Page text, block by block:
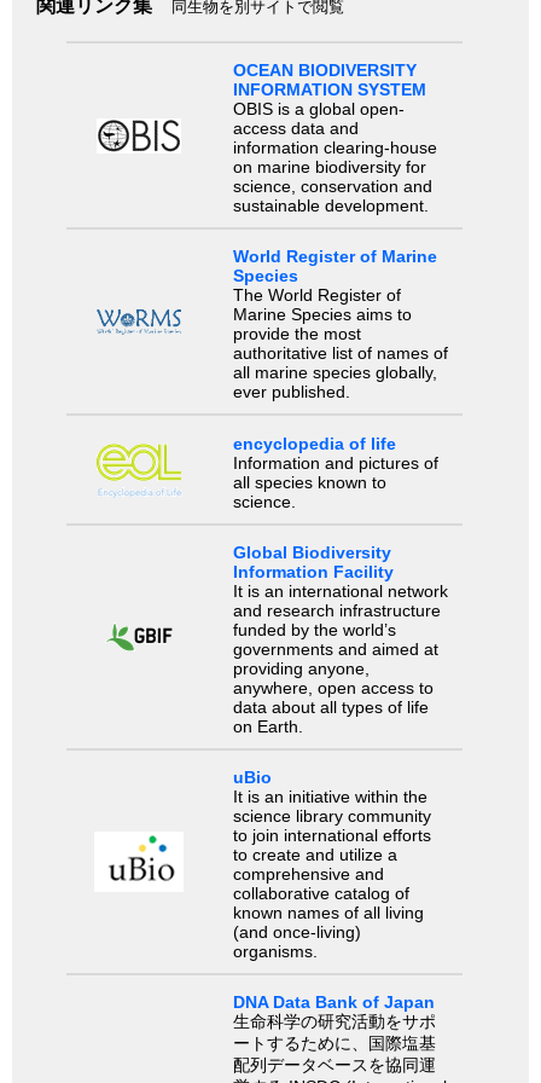
関連リンク集 同生物を別サイトで閲覧
OCEAN BIODIVERSITY
INFORMATION SYSTEM
OBIS is a global open-
access data and
information clearing-house
on marine biodiversity for
science, conservation and
sustainable development.
World Register of Marine
Species
The World Register of
Marine Species aims to
provide the most
authoritative list of names of
all marine species globally,
ever published.
encyclopedia of life
Information and pictures of
all species known to
science.
Global Biodiversity
Information Facility
It is an international network
and research infrastructure
funded by the world’s
governments and aimed at
providing anyone,
anywhere, open access to
data about all types of life
on Earth.
uBio
It is an initiative within the
science library community
to join international efforts
to create and utilize a
comprehensive and
collaborative catalog of
known names of all living
(and once-living)
organisms.
DNA Data Bank of Japan
生命科学の研究活動をサポ
ートするために、国際塩基
配列データベースを協同運